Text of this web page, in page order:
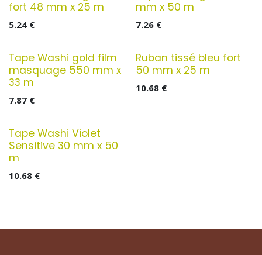
fort 48 mm x 25 m
5.24 €
mm x 50 m
7.26€
Tape Washi gold film
masquage 550 mm x
33 m
7.87 €
Ruban tissé bleu fort
50 mm x 25 m
10.68€
Tape Washi Violet
Sensitive 30 mm x 50
m
10.68 €